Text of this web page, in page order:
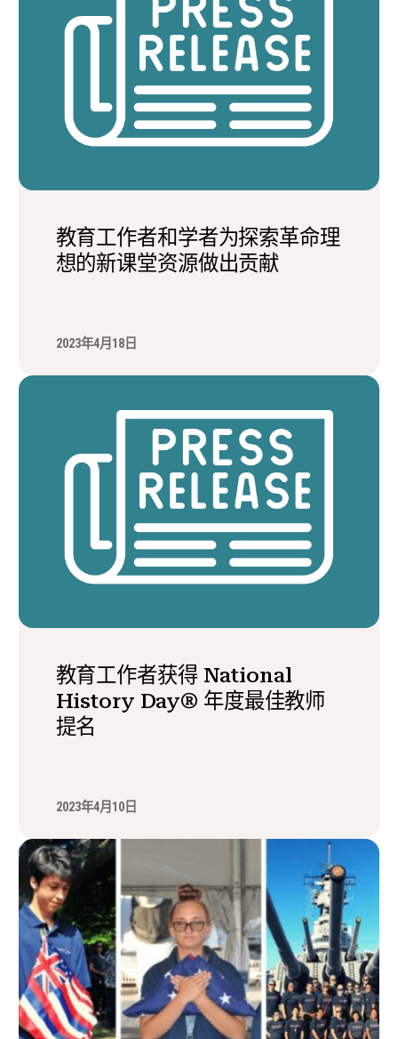
教育工作者和学者为探索革命理
想的新课堂资源做出贡献
2023年4月18日
教育工作者获得 National
History Day® 年度最佳教师
提名
2023年4月10日